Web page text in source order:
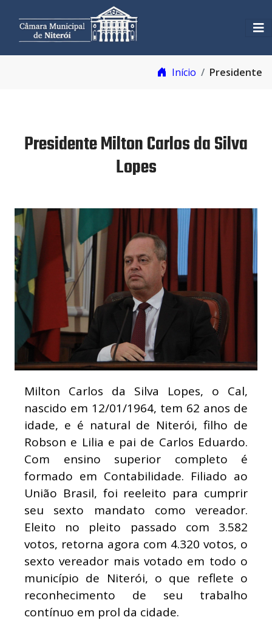
Início Presidente
Presidente Milton Carlos da Silva
Lopes
Milton Carlos da Silva Lopes, o Cal,
nascido em 12/01/1964, tem 62 anos de
idade, e é natural de Niterói, filho de
Robson e Lilia e pai de Carlos Eduardo.
Com ensino superior completo é
formado em Contabilidade. Filiado ao
União Brasil, foi reeleito para cumprir
seu sexto mandato como vereador.
Eleito no pleito passado com 3.582
votos, retorna agora com 4.320 votos, o
sexto vereador mais votado em todo o
município de Niterói, o que reflete o
reconhecimento de seu trabalho
contínuo em prol da cidade.